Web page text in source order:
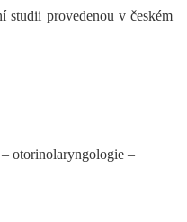
studii provedenou v českém
otorinolaryngologie –